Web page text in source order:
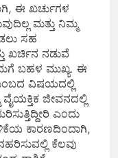
ಈ ಖರ್ಚುಗಳ
ಮತ್ತು ನಿಮ್ಮ
ಸಹ
ಖರ್ಚಿನ ನಡುವೆ
ಬಹಳ ಮುಖ್ಯ. ಈ
ವಿಷಯದಲ್ಲಿ
ಜೀವನದಲ್ಲಿ
ಎಂದು
ಕಾರಣದಿಂದಾಗಿ,
ಕೆಲವು